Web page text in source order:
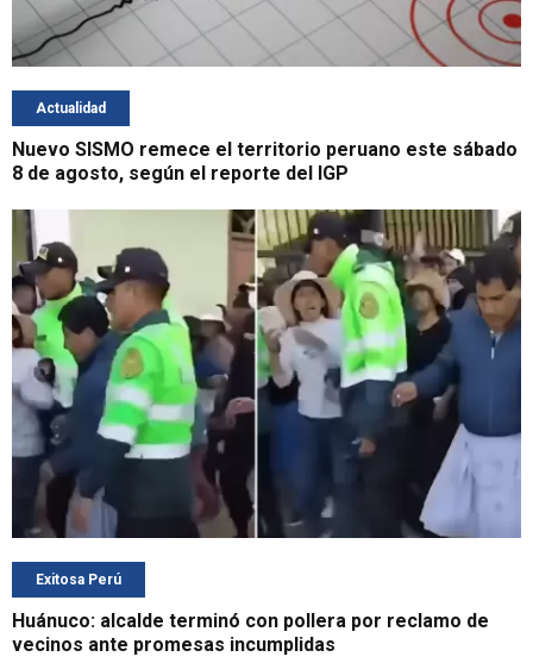
Actualidad
Nuevo SISMO remece el territorio peruano este sábado
8 de agosto, según el reporte del IGP
Exitosa Perú
Huánuco: alcalde terminó con pollera por reclamo de
vecinos ante promesas incumplidas